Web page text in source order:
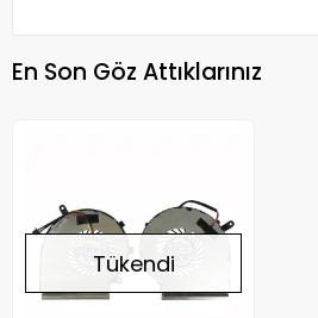
En Son Göz Attıklarınız
Tükendi